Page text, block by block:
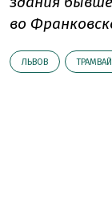
во
ЛЬВОВ ТРАМВАЙ